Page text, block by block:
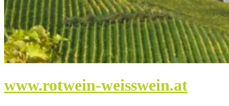
www.rotwein-weisswein.at